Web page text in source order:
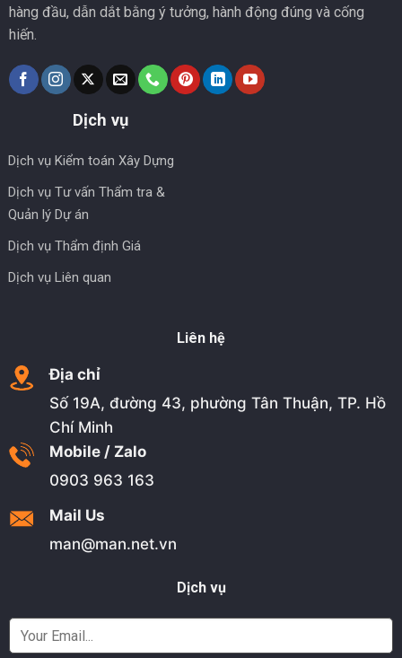
hàng đầu, dẫn dắt bằng ý tưởng, hành động đúng và cống
hiến.
Dịch vụ
Dịch vụ Kiểm toán Xây Dựng
Dịch vụ Tư vấn Thẩm tra &
Quản lý Dự án
Dịch vụ Thẩm định Giá
Dịch vụ Liên quan
Liên hệ
Địa chỉ
Số 19A, đường 43, phường Tân Thuận, TP. Hồ
Chí Minh
Mobile / Zalo
0903 963 163
Mail Us
man@man.net.vn
Dịch vụ